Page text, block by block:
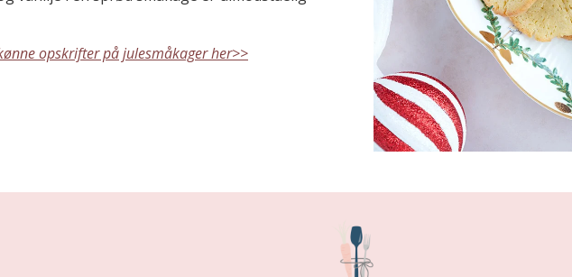
opskrifter på julesmåkager her>>